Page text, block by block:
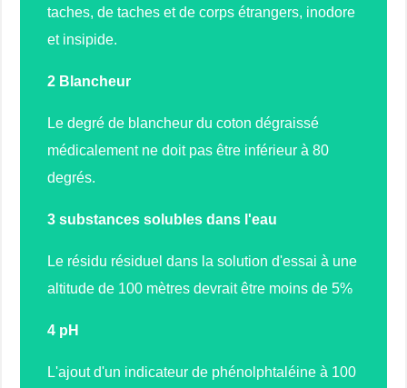
taches, de taches et de corps étrangers, inodore
et insipide.
2 Blancheur
Le degré de blancheur du coton dégraissé
médicalement ne doit pas être inférieur à 80
degrés.
3 substances solubles dans l'eau
Le résidu résiduel dans la solution d'essai à une
altitude de 100 mètres devrait être moins de 5%
4 pH
L'ajout d'un indicateur de phénolphtaléine à 100